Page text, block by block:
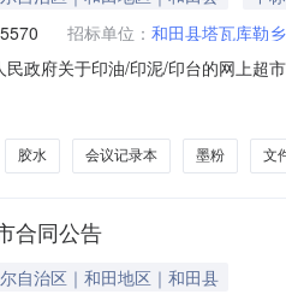
招标单位： 和田县塔瓦库勒
民政府关于印油/印泥/印台的网上超
区划编码:653221项目所在行政区
胶水 会议记录本 墨粉 文
合同公告
自治区｜和田地区｜和田县